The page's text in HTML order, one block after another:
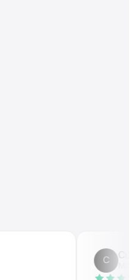
Customer
Mar 9, 2024